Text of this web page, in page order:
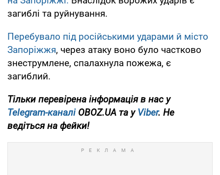
загиблі та руйнування.
Перебувало під російськими ударами й місто
Запоріжжя, через атаку воно було частково
знеструмлене, спалахнула пожежа, є
загиблий.
Тільки перевірена інформація в нас у
Telegram-каналіOBOZ.UA та уViber. Не
ведіться на фейки!